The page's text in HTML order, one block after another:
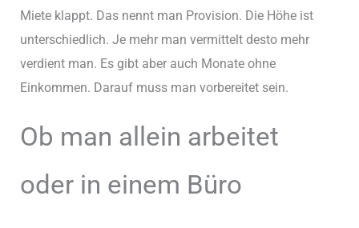
Miete klappt. Das nennt man Provision. Die Höhe ist
unterschiedlich. Je mehr man vermittelt desto mehr
verdient man. Es gibt aber auch Monate ohne
Einkommen. Darauf muss man vorbereitet sein.
Ob man allein arbeitet
oder in einem Büro